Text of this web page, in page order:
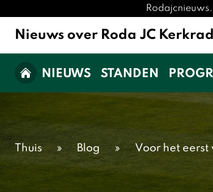
Nieuws over Roda JC
NIEUWS STANDEN
Thuis » Blog » Voor het eerst